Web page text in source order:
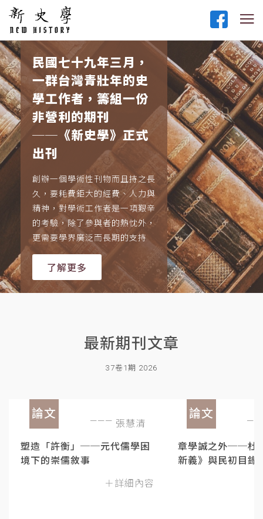
民國七十九年三月，
一群台灣青壯年的史
學工作者，籌組一份
非營利的期刊
──《新史學》正式
出刊
創辦一個學術性刊物而且持之長
久，要耗費鉅大的經費、人力與
精神，對學術工作者是一項艱辛
的考驗，除了參與者的熱忱外，
更需要學界廣泛而長期的支持
了解更多
最新期刊文章
37卷1期 2026
論文
張慧清
塑造「許衡」──元代儒學困
境下的崇儒敘事
＋詳細內容
論文
章學誠之外──杜
新義》與民初目錄